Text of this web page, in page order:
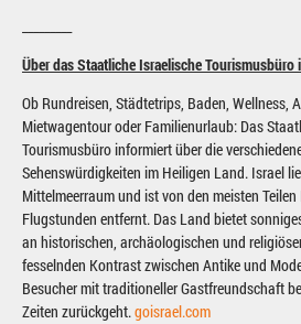
Über das Staatliche Israelische Tourismusbüro
Ob Rundreisen, Städtetrips, Baden, Wellness,
Mietwagentour oder Familienurlaub: Das
Tourismusbüro informiert über die
Sehenswürdigkeiten im Heiligen Land. Israel
Mittelmeerraum und ist von den meisten
Flugstunden entfernt. Das Land bietet
an historischen, archäologischen und
fesselnden Kontrast zwischen Antike und
Besucher mit traditioneller Gastfreundschaft
Zeiten zurückgeht.goisrael.com